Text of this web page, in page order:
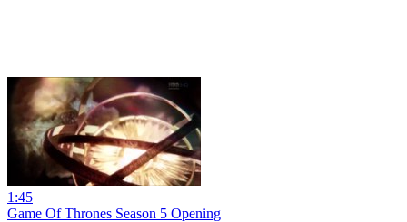
1:45
Game Of Thrones Season 5 Opening